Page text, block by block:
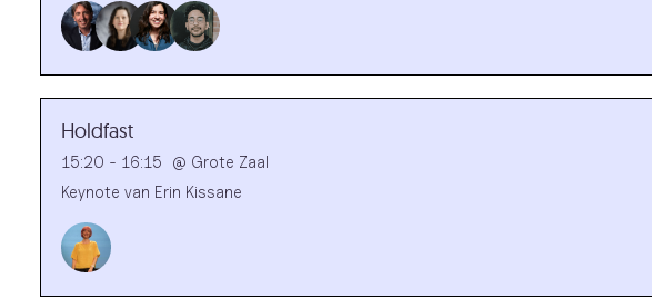
Holdfast
15:20 - 16:15 @ Grote Zaal
Keynote van Erin Kissane